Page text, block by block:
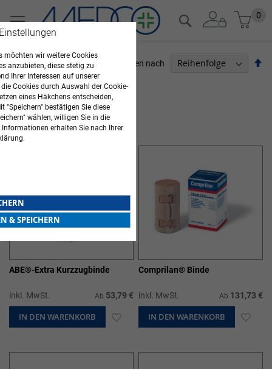
Zum
Inhalt
0
Suche
12Elemente
Sortieren nach
KURZZUGBINDEN
ABE®-Extra Kurzzugbinde
inkl. MwSt. Ab 53,79 €
IN DEN WARENKORB ZUR
Comprilan® Binde
inkl. MwSt. Ab 131,73 €
IN DEN WARENKORB ZUR
ARZTBEDARF
möchten wir weitere Cookies
anzubieten, diese stetig zu
Ihrer Interessen auf unserer
Cookies durch Auswahl der Cookie-
eines Häkchens entscheiden,
"Speichern" bestätigen Sie diese
wählen, willigen Sie in die
erhalten Sie nach Ihrer
& SPEICHERN